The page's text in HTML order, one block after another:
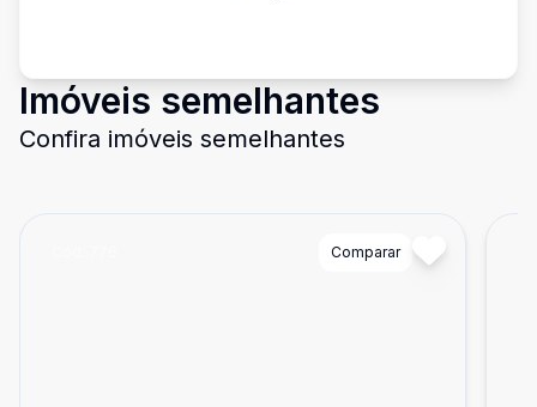
Imóveis semelhantes
Confira imóveis semelhantes
Comparar